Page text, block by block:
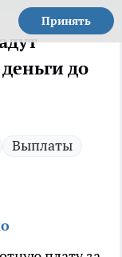
Принять
до
Выплаты